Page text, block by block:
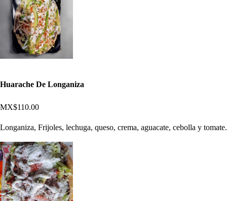
Huarache De Longaniza
MX$110.00
Longaniza, Frijoles, lechuga, queso, crema, aguacate, cebolla y tomate.